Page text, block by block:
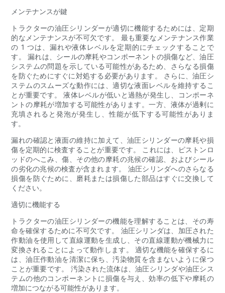
メンテナンスが鍵
トラクターの油圧シリンダーが適切に機能するためには、定期
的なメンテナンスが不可欠です。 最も重要なメンテナンス作業
の 1 つは、漏れや液体レベルを定期的にチェックすることで
す。 漏れは、シールの摩耗やコンポーネントの損傷など、油圧
システムの問題を示している可能性があるため、さらなる損傷
を防ぐためにすぐに対処する必要があります。 さらに、油圧シ
ステムのスムーズな動作には、適切な液面レベルを維持するこ
とが重要です。 液体レベルが低いと過熱が発生し、コンポーネ
ントの摩耗が増加する可能性があります。一方、液体が過剰に
充填されると発泡が発生し、性能が低下する可能性がありま
す。
漏れの確認と液面の維持に加えて、油圧シリンダーの摩耗や損
傷を定期的に検査することが重要です。 これには、ピストンロ
ッドのへこみ、傷、その他の摩耗の兆候の確認、およびシール
の劣化の兆候の検査が含まれます。 油圧シリンダへのさらなる
損傷を防ぐために、磨耗または損傷した部品はすぐに交換して
ください。
適切に機能する
トラクターの油圧シリンダーの機能を理解することは、その寿
命を確保するために不可欠です。 油圧シリンダは、加圧された
作動油を使用して直線運動を生成し、その直線運動が機械力に
変換されることによって動作します。 適切な機能を確保するに
は、油圧作動油を清潔に保ち、汚染物質を含まないように保つ
ことが重要です。 汚染された流体は、油圧シリンダや油圧シス
テムの他のコンポーネントに損傷を与え、効率の低下や摩耗の
増加につながる可能性があります。